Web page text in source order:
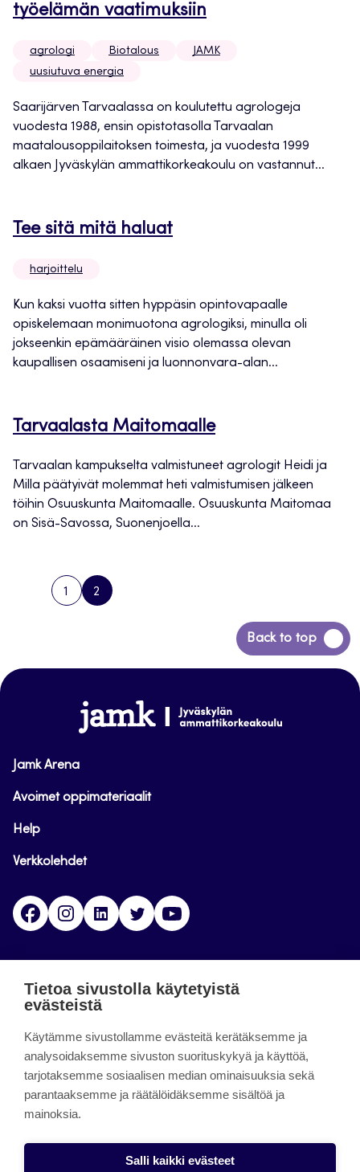
työelämän vaatimuksiin
agrologi Biotalous
JAMK
uusiutuva energia
Saarijärven Tarvaalassa on koulutettu agrologeja
vuodesta 1988, ensin opistotasolla Tarvaalan
maatalousoppilaitoksen toimesta, ja vuodesta 1999
alkaen Jyväskylän ammattikorkeakoulu on vastannut...
Tee sitä mitä haluat
harjoittelu
Kun kaksi vuotta sitten hyppäsin opintovapaalle
opiskelemaan monimuotona agrologiksi, minulla oli
jokseenkin epämääräinen visio olemassa olevan
kaupallisen osaamiseni ja luonnonvara-alan...
Tarvaalasta Maitomaalle
Tarvaalan kampukselta valmistuneet agrologit Heidi ja
Milla päätyivät molemmat heti valmistumisen jälkeen
töihin Osuuskunta Maitomaalle. Osuuskunta Maitomaa
on Sisä-Savossa, Suonenjoella...
PREVIOUS
PAGE
1
PAGE
2
Back to top
Siirry
takaisin
www.jamk.fi
Jamk Arena
Avoimet oppimateriaalit
Help
Verkkolehdet
FacebookInstagramLinkedinTwitter
päättynyt 11.9.2023.
About the site
Käyttöehdot
Saavutettavuusseloste
Tietoa sivustolla käytetyistä
evästeistä
Käytämme sivustollamme evästeitä kerätäksemme ja
analysoidaksemme sivuston suorituskykyä ja käyttöä,
tarjotaksemme sosiaalisen median ominaisuuksia sekä
parantaaksemme ja räätälöidäksemme sisältöä ja
mainoksia.
Salli kaikki evästeet